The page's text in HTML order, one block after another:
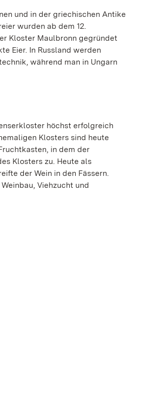
und in der griechischen Antike
wurden ab dem 12.
Kloster Maulbronn gegründet
Eier. In Russland werden
während man in Ungarn
höchst erfolgreich
Klosters sind heute
in dem der
Klosters zu. Heute als
der Wein in den Fässern.
Viehzucht und